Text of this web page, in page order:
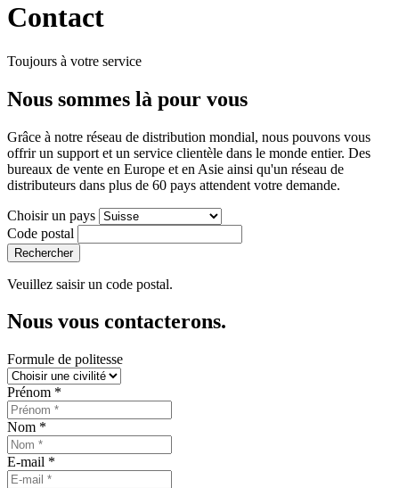
Contact
Toujours à votre service
Nous sommes là pour vous
Grâce à notre réseau de distribution mondial, nous pouvons vous
offrir un support et un service clientèle dans le monde entier. Des
bureaux de vente en Europe et en Asie ainsi qu'un réseau de
distributeurs dans plus de 60 pays attendent votre demande.
Choisir un pays
Code postal
Rechercher
Veuillez saisir un code postal.
Nous vous contacterons.
Formule de politesse
Prénom *
Nom *
E-mail *